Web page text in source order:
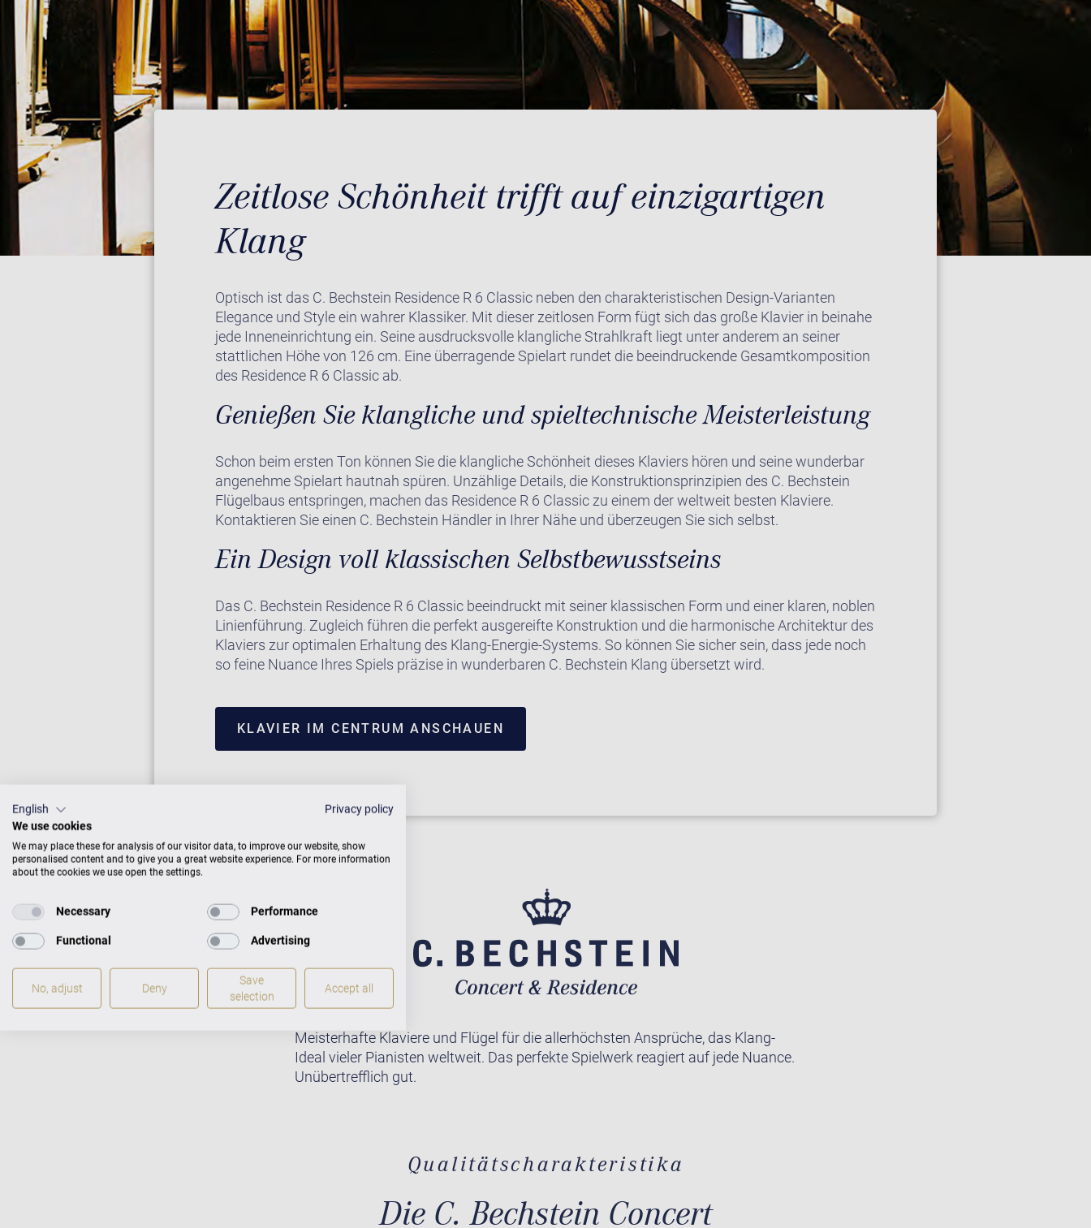
Zeitlose Schönheit trifft auf einzigartigen
Klang
Optisch ist das C. Bechstein Residence R 6 Classic neben den charakteristischen Design-Varianten
Elegance und Style ein wahrer Klassiker. Mit dieser zeitlosen Form fügt sich das große Klavier in beinahe
jede Inneneinrichtung ein. Seine ausdrucksvolle klangliche Strahlkraft liegt unter anderem an seiner
stattlichen Höhe von 126 cm. Eine überragende Spielart rundet die beeindruckende Gesamtkomposition
des Residence R 6 Classic ab.
Genießen Sie klangliche und spieltechnische Meisterleistung
Schon beim ersten Ton können Sie die klangliche Schönheit dieses Klaviers hören und seine wunderbar
angenehme Spielart hautnah spüren. Unzählige Details, die Konstruktionsprinzipien des C. Bechstein
Flügelbaus entspringen, machen das Residence R 6 Classic zu einem der weltweit besten Klaviere.
Kontaktieren Sie einen C. Bechstein Händler in Ihrer Nähe und überzeugen Sie sich selbst.
Ein Design voll klassischen Selbstbewusstseins
Das C. Bechstein Residence R 6 Classic beeindruckt mit seiner klassischen Form und einer klaren, noblen
Linienführung. Zugleich führen die perfekt ausgereifte Konstruktion und die harmonische Architektur des
Klaviers zur optimalen Erhaltung des Klang-Energie-Systems. So können Sie sicher sein, dass jede noch
so feine Nuance Ihres Spiels präzise in wunderbaren C. Bechstein Klang übersetzt wird.
KLAVIER IM CENTRUM ANSCHAUEN
Meisterhafte Klaviere und Flügel für die allerhöchsten Ansprüche, das Klang-
Ideal vieler Pianisten weltweit. Das perfekte Spielwerk reagiert auf jede Nuance.
Unübertrefflich gut.
Qualitätscharakteristika
Die C. Bechstein Concert
English
Privacy policy
We use cookies
We may place these for analysis of our visitor data, to improve our website, show
personalised content and to give you a great website experience. For more information
about the cookies we use open the settings.
Necessary Performance
Functional Advertising
No, adjust Deny
Save
selection
Accept all